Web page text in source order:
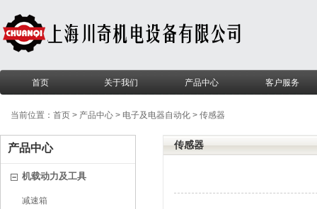
首页 关于我们 产品中心 客户服务
当前位置： 首页 > 产品中心 > 电子及电器自动化 > 传感器
产品中心
机载动力及工具
减速箱
传感器